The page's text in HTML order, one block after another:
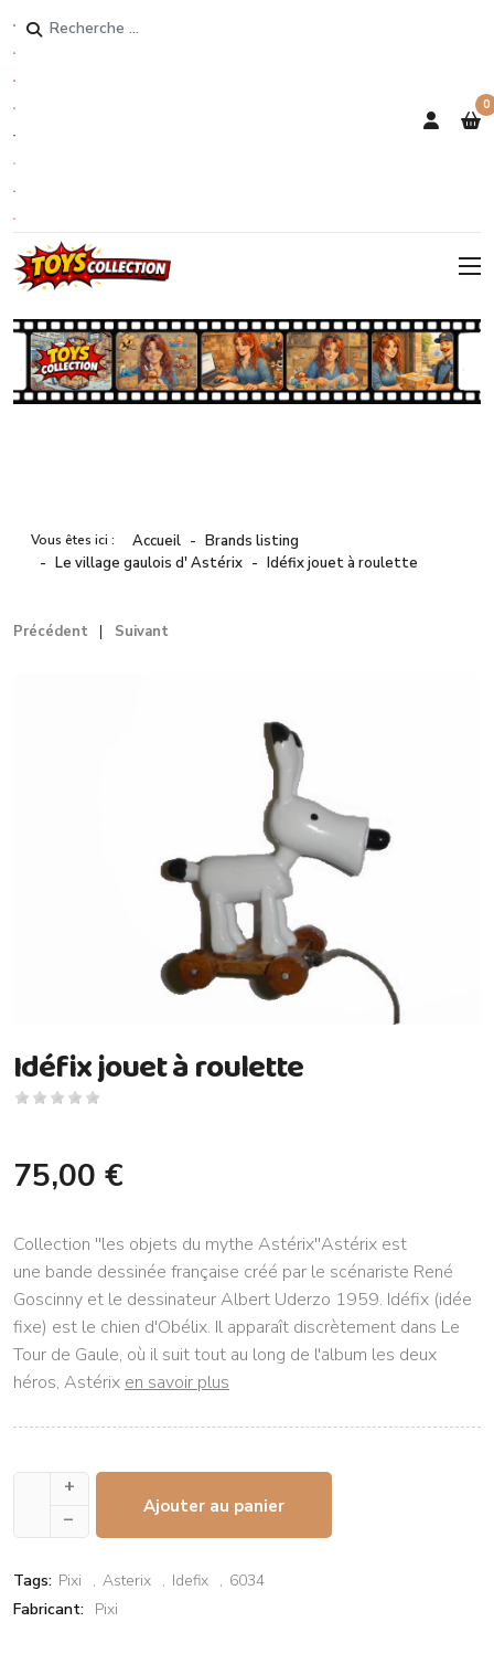
Rechercher
0
Vous êtes ici : Accueil
Brands listing
Le village gaulois d' Astérix
Idéfix jouet à roulette
Précédent Suivant
Idéfix jouet à roulette
75,00 €
Collection ''les objets du mythe Astérix''Astérix est
une bande dessinée française créé par le scénariste René
Goscinny et le dessinateur Albert Uderzo 1959. Idéfix (idée
fixe) est le chien d'Obélix. Il apparaît discrètement dans Le
Tour de Gaule, où il suit tout au long de l'album les deux
héros, Astérix en savoir plus
+
–
Ajouter au panier
Tags: Pixi Asterix Idefix
6034
Fabricant: Pixi